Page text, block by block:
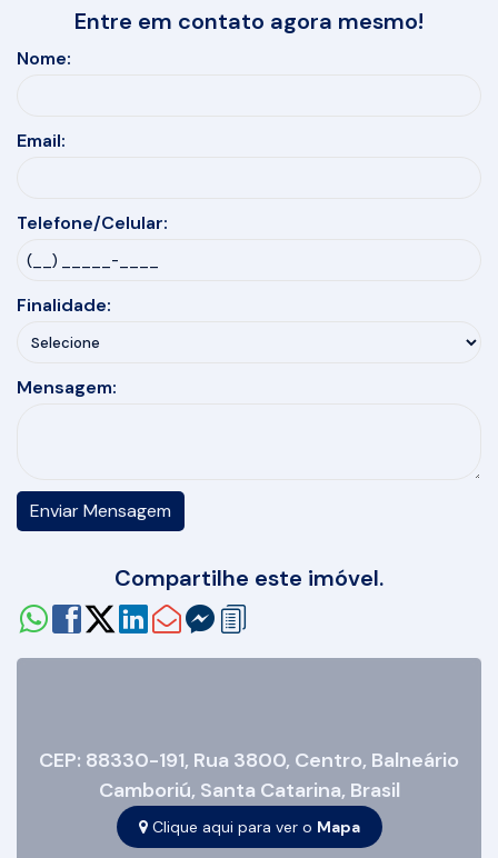
Entre em contato agora mesmo!
Nome:
Email:
Telefone/Celular:
Finalidade:
Mensagem:
Compartilhe este imóvel.
CEP: 88330-191, Rua 3800, Centro, Balneário
Camboriú, Santa Catarina, Brasil
Clique aqui para ver o Mapa